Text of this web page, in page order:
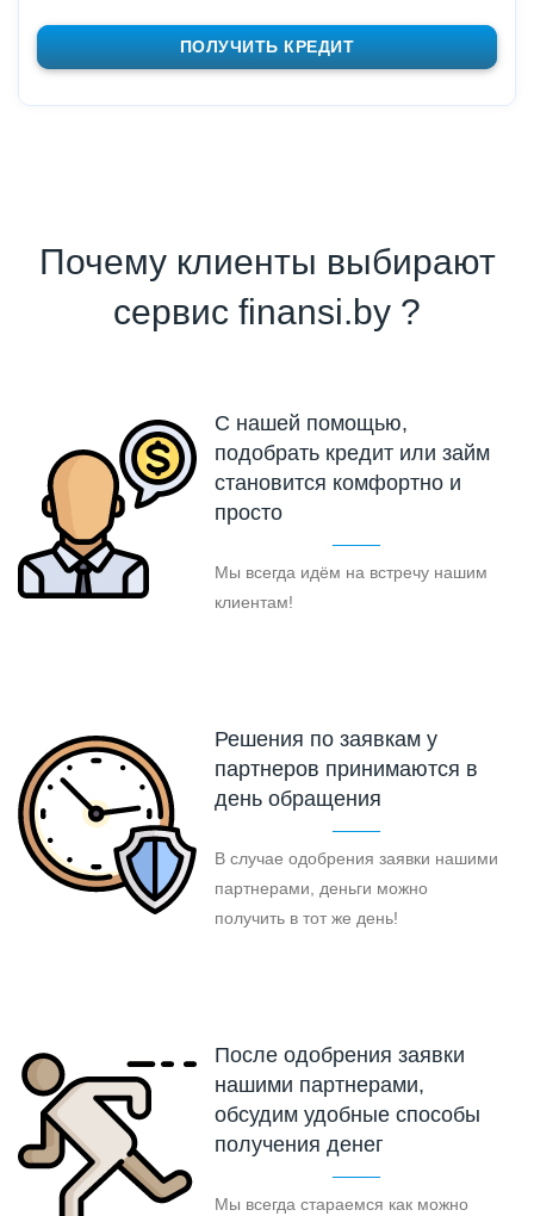
ПОЛУЧИТЬ КРЕДИТ
Почему клиенты выбирают
сервис finansi.by ?
С нашей помощью,
подобрать кредит или займ
становится комфортно и
просто
Мы всегда идём на встречу нашим
клиентам!
Решения по заявкам у
партнеров принимаются в
день обращения
В случае одобрения заявки нашими
партнерами, деньги можно
получить в тот же день!
После одобрения заявки
нашими партнерами,
обсудим удобные способы
получения денег
Мы всегда стараемся как можно